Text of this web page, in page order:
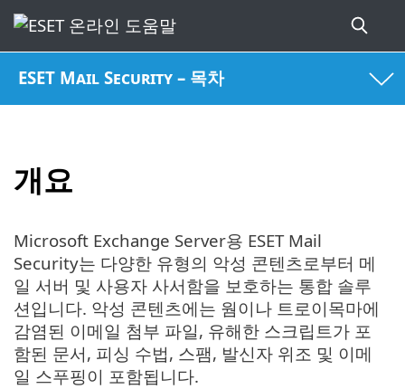
ESET Mail Security – 목차
개요
Microsoft Exchange Server용 ESET Mail
Security는 다양한 유형의 악성 콘텐츠로부터 메
일 서버 및 사용자 사서함을 보호하는 통합 솔루
션입니다. 악성 콘텐츠에는 웜이나 트로이목마에
감염된 이메일 첨부 파일, 유해한 스크립트가 포
함된 문서, 피싱 수법, 스팸, 발신자 위조 및 이메
일 스푸핑이 포함됩니다.